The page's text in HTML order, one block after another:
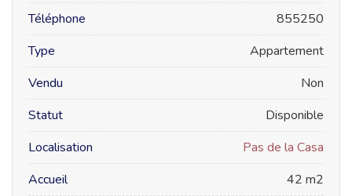
Téléphone
855250
Type
Appartement
Vendu
Non
Statut
Disponible
Localisation
Pas de la Casa
Accueil
42 m2